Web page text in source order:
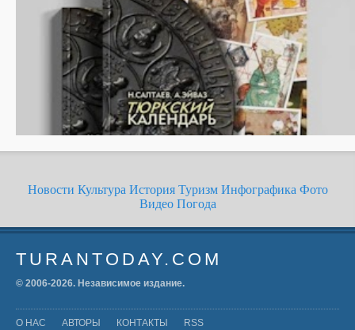
Новости Культура История Туризм Инфографика Фото
Видео Погода
TURANTODAY.COM
© 2006-2026. Независимое издание.
О НАС АВТОРЫ КОНТАКТЫ RSS